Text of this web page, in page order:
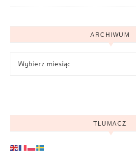
ARCHIWUM
TŁUMACZ